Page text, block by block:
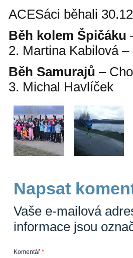
ACESáci běhali
Běh kolem Špičáku
2. Martina Kabilová –
Běh Samurajů –
3. Michal Havlíček
Napsat
Vaše e-mailová
informace jsou
Komentář *